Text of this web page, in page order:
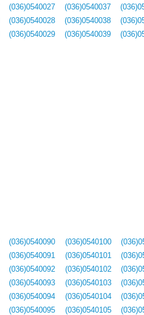
(036)0540027
(036)0540028
(036)0540029
(036)0540037
(036)0540038
(036)0540039
(036)0540090
(036)0540091
(036)0540092
(036)0540093
(036)0540094
(036)0540095
(036)0540100
(036)0540101
(036)0540102
(036)0540103
(036)0540104
(036)0540105